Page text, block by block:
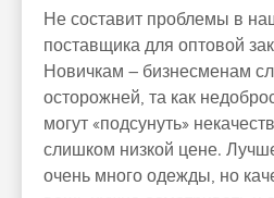
Не составит проблемы в
поставщика для оптовой
Новичкам – бизнесменам
осторожней, та как
могут «подсунуть»
слишком низкой цене.
очень много одежды, но